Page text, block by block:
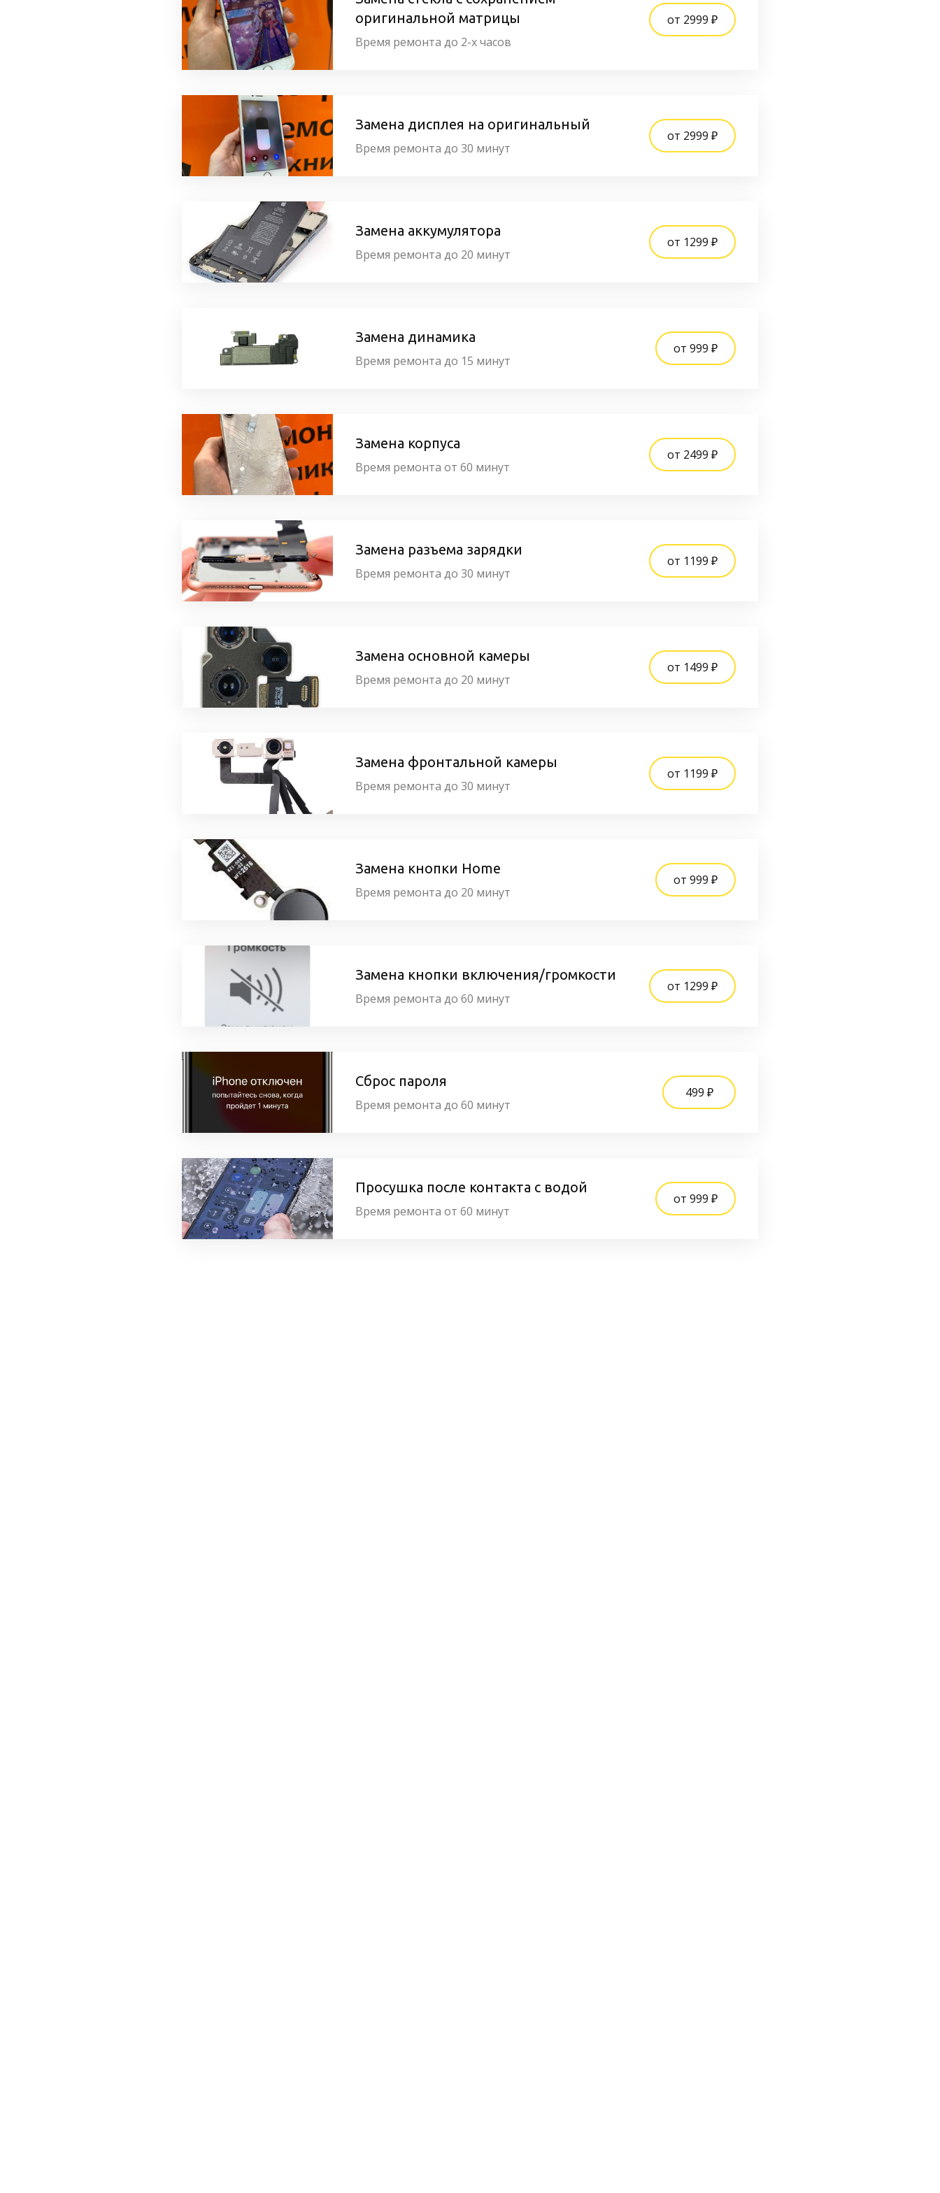
оригинальной матрицы
Время ремонта до 2-х часов
от 2999 ₽
Замена дисплея на оригинальный
Время ремонта до 30 минут
от 2999 ₽
Замена аккумулятора
Время ремонта до 20 минут
от 1299 ₽
Замена динамика
Время ремонта до 15 минут
от 999 ₽
Замена корпуса
Время ремонта от 60 минут
от 2499 ₽
Замена разъема зарядки
Время ремонта до 30 минут
от 1199 ₽
Замена основной камеры
Время ремонта до 20 минут
от 1499 ₽
Замена фронтальной камеры
Время ремонта до 30 минут
от 1199 ₽
Замена кнопки Home
Время ремонта до 20 минут
от 999 ₽
Замена кнопки включения/громкости
Время ремонта до 60 минут
от 1299 ₽
Сброс пароля
Время ремонта до 60 минут
499 ₽
Просушка после контакта с водой
Время ремонта от 60 минут
от 999 ₽